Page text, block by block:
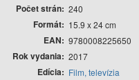
Počet strán 240
Formát 15.9 x 24 cm
EAN 9780008225650
Rok vydania 2017
Edícia Film, televízia